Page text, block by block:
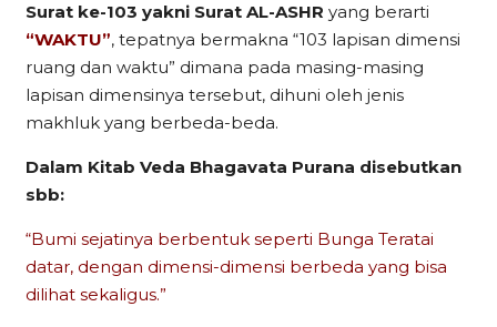
Surat ke-103 yakni Surat AL-ASHR yang berarti
“WAKTU”, tepatnya bermakna “103 lapisan dimensi
ruang dan waktu” dimana pada masing-masing
lapisan dimensinya tersebut, dihuni oleh jenis
makhluk yang berbeda-beda.
Dalam Kitab Veda Bhagavata Purana disebutkan
sbb:
“Bumi sejatinya berbentuk seperti Bunga Teratai
datar, dengan dimensi-dimensi berbeda yang bisa
dilihat sekaligus.”